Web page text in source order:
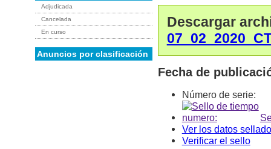
Descargar
Fecha de
Número de serie:
Ver los datos
Verificar el sello
Adjudicada
Cancelada
En curso
Anuncios por clasificación